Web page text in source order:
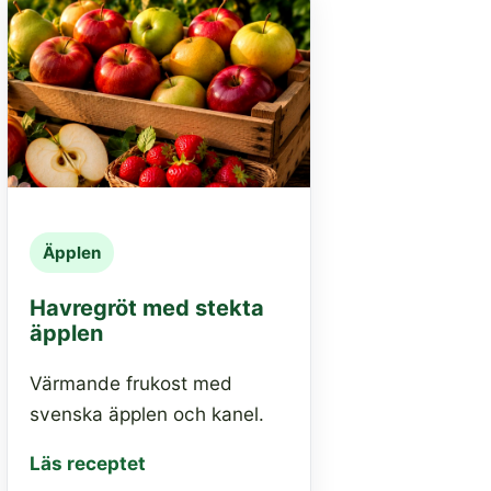
Äpplen
Havregröt med stekta
äpplen
Värmande frukost med
svenska äpplen och kanel.
Läs receptet